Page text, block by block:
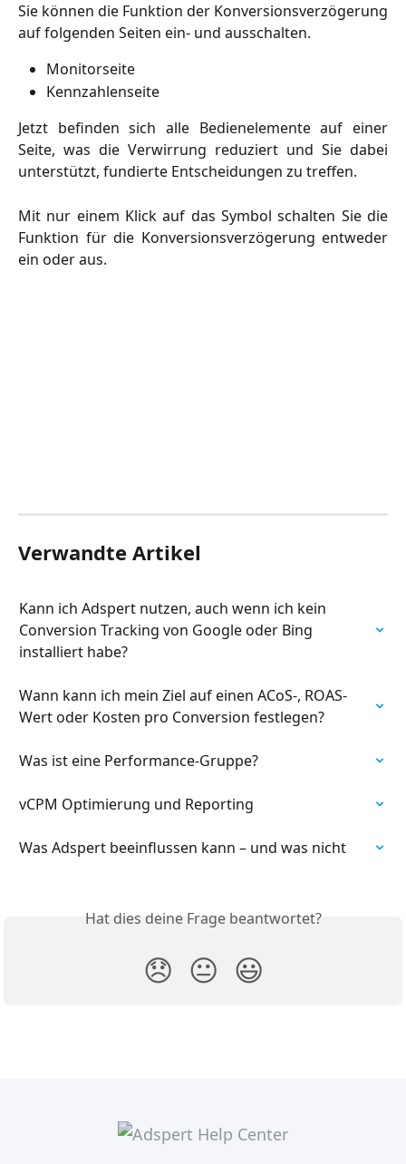
Sie können die Funktion der Konversionsverzögerung
auf folgenden Seiten ein- und ausschalten.
Monitorseite
Kennzahlenseite
Jetzt befinden sich alle Bedienelemente auf einer
Seite, was die Verwirrung reduziert und Sie dabei
unterstützt, fundierte Entscheidungen zu treffen.
Mit nur einem Klick auf das Symbol schalten Sie die
Funktion für die Konversionsverzögerung entweder
ein oder aus.
Verwandte Artikel
Kann ich Adspert nutzen, auch wenn ich kein
Conversion Tracking von Google oder Bing
installiert habe?
Wann kann ich mein Ziel auf einen ACoS-, ROAS-
Wert oder Kosten pro Conversion festlegen?
Was ist eine Performance-Gruppe?
vCPM Optimierung und Reporting
Was Adspert beeinflussen kann – und was nicht
Hat dies deine Frage beantwortet?
😞 😐 😃